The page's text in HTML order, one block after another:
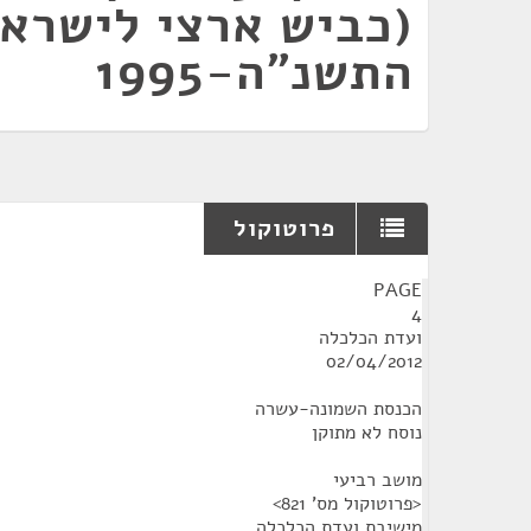
(כביש ארצי
התשנ"ה-1995
פרוטוקול
PAGE
4
ועדת הכלכלה
02/04/2012
הכנסת השמונה-עשרה
נוסח לא מתוקן
מושב רביעי
<פרוטוקול מס' 821>